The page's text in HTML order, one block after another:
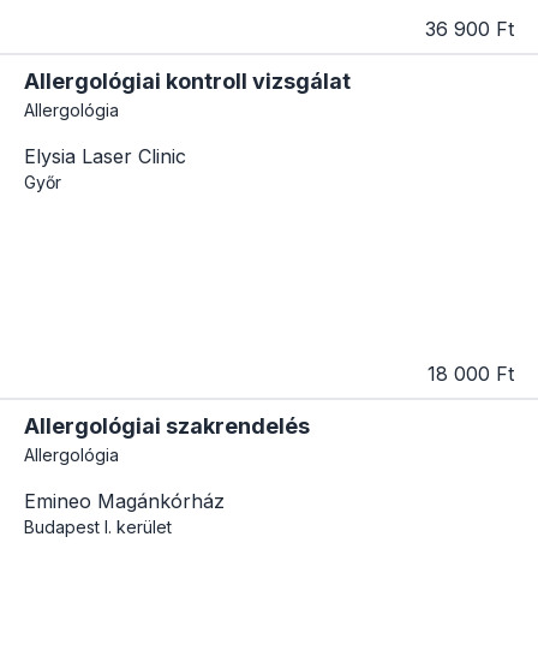
36 900 Ft
Allergológiai kontroll vizsgálat
Allergológia
Elysia Laser Clinic
Győr
18 000 Ft
Allergológiai szakrendelés
Allergológia
Emineo Magánkórház
Budapest I. kerület